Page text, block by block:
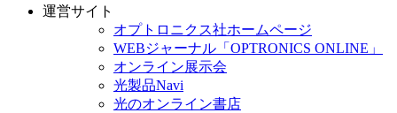
運営サイト
オプトロニクス社ホームページ
WEBジャーナル「OPTRONICS ONLINE」
オンライン展示会
光製品Navi
光のオンライン書店